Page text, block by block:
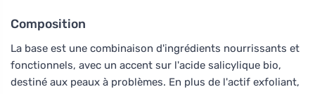
Composition
La base est une combinaison d'ingrédients nourrissants et
fonctionnels, avec un accent sur l'acide salicylique bio,
destiné aux peaux à problèmes. En plus de l'actif exfoliant,